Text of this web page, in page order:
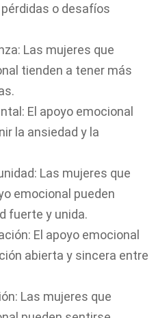
o desafíos
Las mujeres que
tienden a tener más
El apoyo emocional
la ansiedad y la
Las mujeres que
emocional pueden
fuerte y unida.
El apoyo emocional
abierta y sincera entre
Las mujeres que